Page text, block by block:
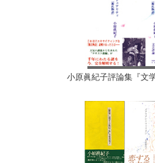
小原眞紀子評論集『文